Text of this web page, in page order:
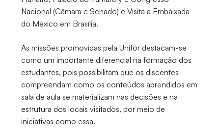
Nacional (Câmara e Senado) e Visita a Embaixada
do México em Brasília.
As missões promovidas pela Unifor destacam-se
como um importante diferencial na formação dos
estudantes, pois possibilitam que os discentes
compreendam como os conteúdos aprendidos em
sala de aula se materializam nas decisões e na
estrutura dos locais visitados, por meio de
iniciativas como essa.